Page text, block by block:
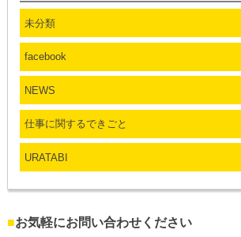
未分類
facebook
NEWS
仕事に関するできごと
URATABI
■お気軽にお問い合わせください